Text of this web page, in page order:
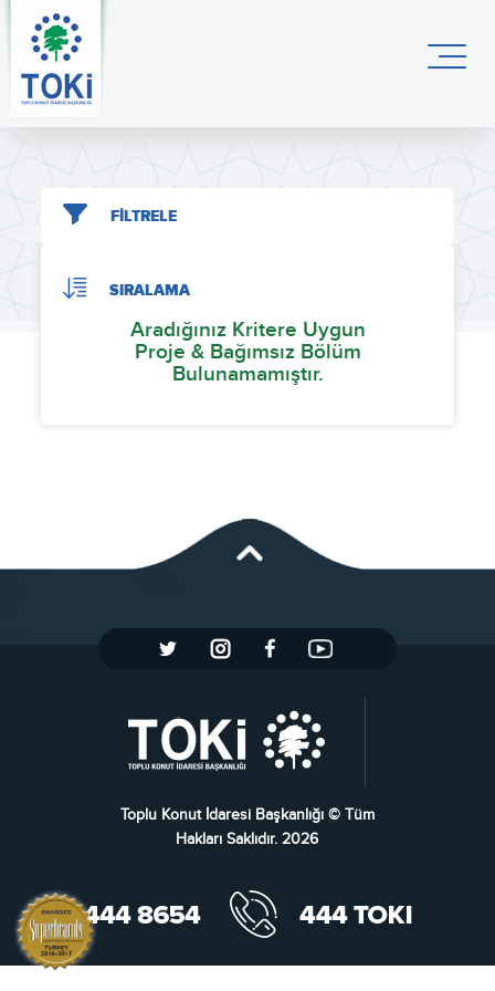
FİLTRELE
SIRALAMA
Aradığınız Kritere Uygun
Proje & Bağımsız Bölüm
Bulunamamıştır.
Toplu Konut İdaresi Başkanlığı © Tüm
Hakları Saklıdır. 2026